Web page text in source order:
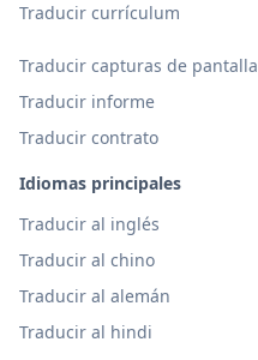
Traducir currículum
Traducir capturas de pantalla
Traducir informe
Traducir contrato
Idiomas principales
Traducir al inglés
Traducir al chino
Traducir al alemán
Traducir al hindi